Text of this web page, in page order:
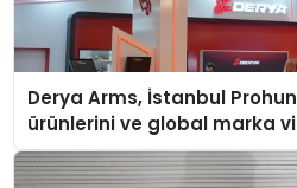
Derya Arms, İstanbul
ürünlerini ve global marka